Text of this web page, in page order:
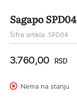
Sagapo SPD04
Šifra artikla: SPD04
3.760,00 RSD
Nema na stanju